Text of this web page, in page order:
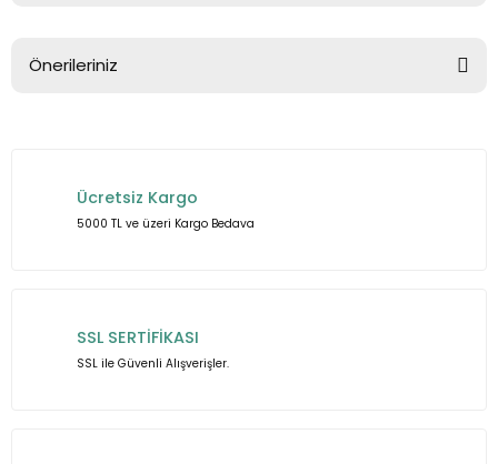
Önerileriniz
Görüş ve önerileriniz için teşekkür ederiz.
Ürün fiyatı diğer sitelerden daha pahalı.
Ücretsiz Kargo
5000 TL ve üzeri Kargo Bedava
SSL SERTİFİKASI
SSL ile Güvenli Alışverişler.